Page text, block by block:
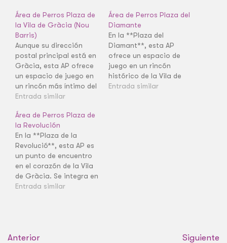
Área de Perros Plaza de
la Vila de Gràcia (Nou
Barris)
Aunque su dirección
postal principal está en
Gràcia, esta AP ofrece
un espacio de juego en
un rincón más íntimo del
barrio de la Prosperitat.
Entrada similar
Área de Perros Plaza del
Diamante
En la **Plaza del
Diamant**, esta AP
ofrece un espacio de
juego en un rincón
histórico de la Vila de
Gràcia.
Entrada similar
Área de Perros Plaza de
la Revolución
En la **Plaza de la
Revolució**, esta AP es
un punto de encuentro
en el corazón de la Vila
de Gràcia. Se integra en
un entorno de gran
Entrada similar
Anterior Siguiente